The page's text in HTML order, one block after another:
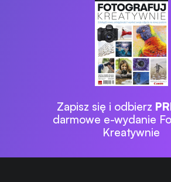
Zapisz się i odbierz
darmowe e-wydanie
Kreatywnie